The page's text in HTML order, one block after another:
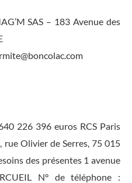
SAS – 183 Avenue des
226 396 euros RCS Paris
rue Olivier de Serres, 75 015
des présentes 1 avenue
N° de téléphone :